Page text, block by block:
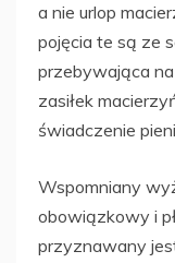
a nie urlop
pojęcia te są ze
przebywająca
zasiłek
świadczenie
Wspomniany
obowiązkowy i
przyznawany